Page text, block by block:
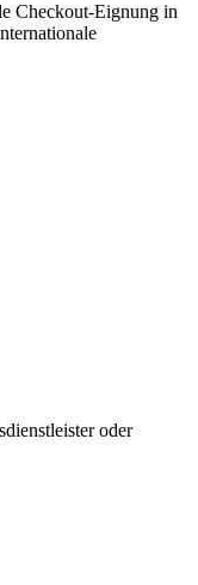
Checkout-Eignung in
oder